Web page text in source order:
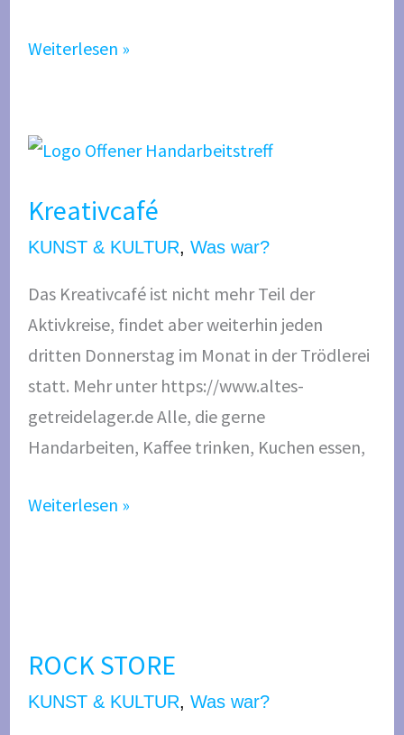
o
r
ü
r
i
e
E
w
i
g
e
Weiterlesen »
Kreativcafé
KUNST & KULTUR, Was war?
Das Kreativcafé ist nicht mehr Teil der
Aktivkreise, findet aber weiterhin jeden
dritten Donnerstag im Monat in der Trödlerei
statt. Mehr unter https://www.altes-
getreidelager.de Alle, die gerne
Handarbeiten, Kaffee trinken, Kuchen essen,
K
e
a
i
v
c
a
f
é
Weiterlesen »
ROCK STORE
KUNST & KULTUR, Was war?
C
K